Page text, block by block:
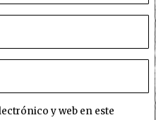
y web en este